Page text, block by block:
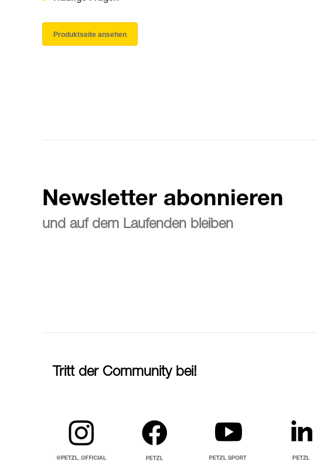
Produktseite ansehen
Newsletter abonnieren
und auf dem Laufenden bleiben
Tritt der Community bei!